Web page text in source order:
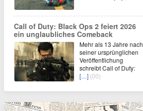
Call of Duty: Black Ops 2 feiert 2026
ein unglaubliches Comeback
Mehr als 13 Jahre nach
seiner ursprünglichen
Veröffentlichung
schreibt Call of Duty:
[…] (00)